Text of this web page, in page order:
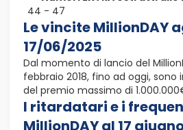
44 - 47
Le vincite MillionDAY
17/06/2025
Dal momento di lancio del
febbraio 2018, fino ad oggi,
del premio massimo di
I ritardatari e i
MillionDAY al 17